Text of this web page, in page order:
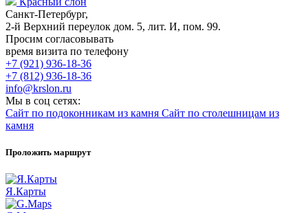
Санкт-Петербург,
2-й Верхний переулок дом. 5, лит. И, пом. 99.
Просим согласовывать
время визита по телефону
+7 (921) 936-18-36
+7 (812) 936-18-36
info@krslon.ru
Мы в соц сетях:
Сайт по подоконникам из камня Сайт по столешницам из
камня
Проложить маршрут
Я.Карты